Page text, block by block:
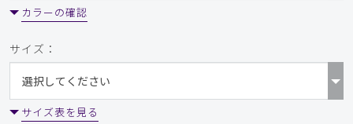
カラーの確認
サイズ：
サイズ表を見る